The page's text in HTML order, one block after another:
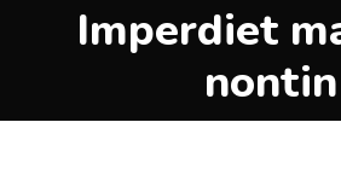
Imperdiet
nontin